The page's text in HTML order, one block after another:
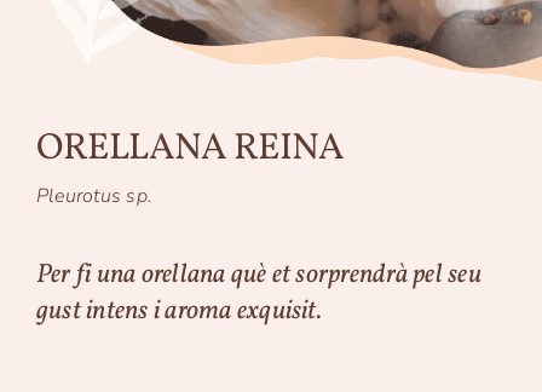
ORELLANA REINA
Pleurotus sp.
Per fi una orellana què et sorprendrà pel seu
gust intens i aroma exquisit.